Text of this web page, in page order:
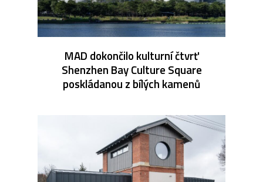
MAD dokončilo kulturní čtvrť
Shenzhen Bay Culture Square
poskládanou z bílých kamenů